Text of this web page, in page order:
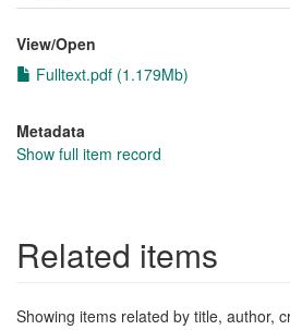
View/Open
Fulltext.pdf (1.179Mb)
Metadata
Show full item record
Related items
Showing items related by title, author,